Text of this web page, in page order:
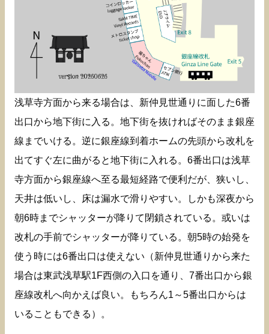
浅草寺方面から来る場合は、新仲見世通りに面した6番
出口から地下街に入る。地下街を抜ければそのまま銀座
線までいける。逆に銀座線到着ホームの先頭から改札を
出てすぐ左に曲がると地下街に入れる。6番出口は浅草
寺方面から銀座線へ至る最短経路で便利だが、狭いし、
天井は低いし、床は漏水で滑りやすい。しかも深夜から
朝6時までシャッターが降りて閉鎖されている。或いは
改札の手前でシャッターが降りている。朝5時の始発を
使う時には6番出口は使えない（新仲見世通りから来た
場合は東武浅草駅1F西側の入口を通り、7番出口から銀
座線改札へ向かえば良い。もちろん1～5番出口からは
いることもできる）。